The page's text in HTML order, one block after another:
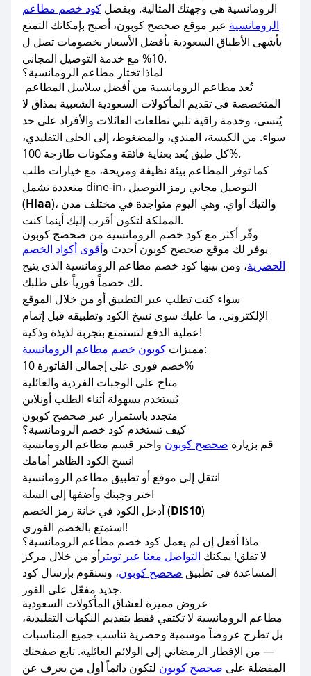
الرومانسية هي وجهتك المثالية. وبفضل كود خصم مطاعم
الرومانسية عبر موقع صحصح كوبون، أصبح بإمكانك التمتع
بأشهى الأطباق السعودية بأفضل الأسعار بخصومات تصل ل
10% مع خدمة التوصيل المجاني.
لماذا تختار مطاعم الرومانسية؟
المتخصصة في تقديم المأكولات السعودية الشعبية بمذاق لا
يُنسى، وخدمة راقية تلبي تطلعات العائلات والأفراد على حد
سواء. من الكبسة، المندي، والمضغوط، إلى الحلى التقليدي،
كل طبق يُعد بعناية فائقة ومكونات طازجة 100%.
كما توفر المطاعم بيئة نظيفة ومريحة، مع خيارات طلب
متعددة تشمل dine-in، التوصيل مجاني رمز التوصيل
(Hlaa)، والتيك أواي. وهي اليوم متواجدة في مختلف مدن
المملكة لتكون أقرب إليك أينما كنت.
وفّر أكثر مع كود خصم الرومانسية من صحصح كوبون
يوفر لك موقع صحصح كوبون أحدث وأقوى أكواد الخصم
الحصرية، ومن بينها كود خصم مطاعم الرومانسية الذي يتيح
لك خصماً فورياً على طلبك.
سواء كنت تطلب عبر التطبيق أو من خلال الموقع
الإلكتروني، ما عليك سوى نسخ الكود وتطبيقه قبل إتمام
عملية الدفع لتستمتع بتجربة لذيذة وذكية!
مميزات كوبون خصم مطاعم الرومانسية
:
خصم فوري على إجمالي الفاتورة 10%
متاح على الوجبات الفردية والعائلية
يُستخدم بسهولة أثناء الطلب أونلاين
متجدد باستمرار عبر صحصح كوبون
كيف تستخدم كود خصم الرومانسية؟
قم بزيارة صحصح كوبون واختر قسم مطاعم الرومانسية
انسخ الكود الظاهر أمامك
انتقل إلى موقع أو تطبيق مطاعم الرومانسية
اختر وجبتك وأضفها إلى السلة
أدخل الكود في خانة رمز الخصم (DIS10)
استمتع بالخصم الفوري!
لا تقلق! يمكنك التواصل معنا عبر تويتر أو من خلال مركز
المساعدة في تطبيق صحصح كوبون، وسنقوم بإرسال كود
جديد مفعّل على الفور.
عروض مميزة لعشاق المأكولات السعودية
مطاعم الرومانسية لا تكتفي فقط بتقديم النكهات التقليدية،
بل تطرح عروضاً موسمية وحصرية تناسب جميع المناسبات
— من الإفطار الرمضاني إلى الولائم العائلية. تابع صفحتك
المفضلة على صحصح كوبون لتكون دائماً أول من يعرف عن